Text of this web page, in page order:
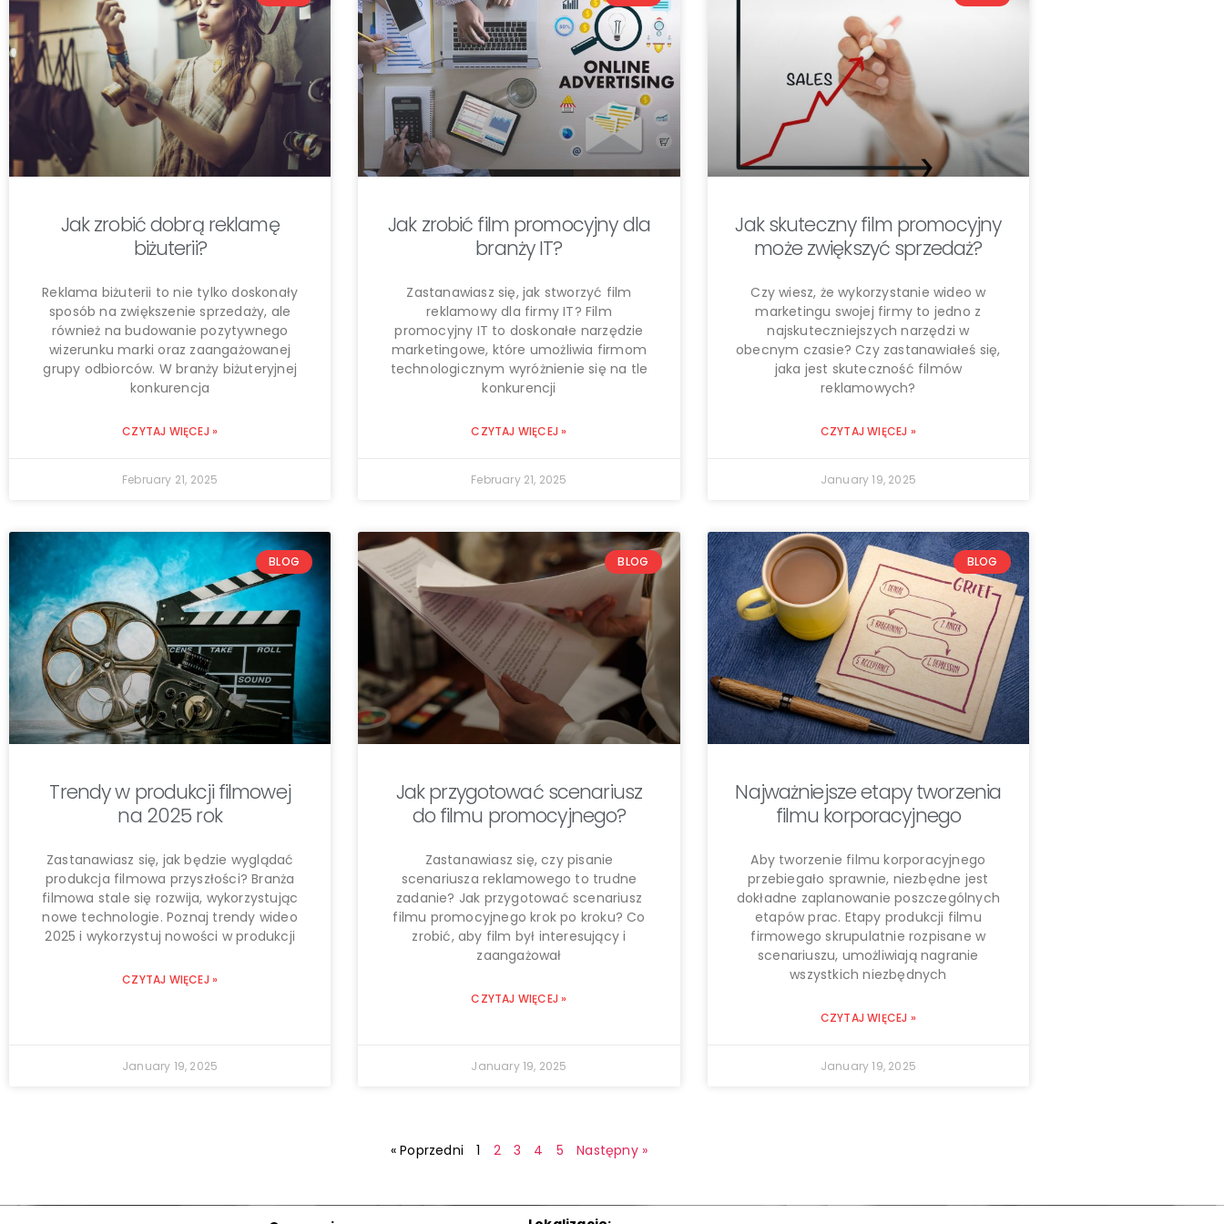
Jak zrobić dobrą reklamę
biżuterii?
Reklama biżuterii to nie tylko doskonały
sposób na zwiększenie sprzedaży, ale
również na budowanie pozytywnego
wizerunku marki oraz zaangażowanej
grupy odbiorców. W branży biżuteryjnej
konkurencja
CZYTAJ WIĘCEJ »
February 21, 2025
Jak zrobić film promocyjny dla
branży IT?
Zastanawiasz się, jak stworzyć film
reklamowy dla firmy IT? Film
promocyjny IT to doskonałe narzędzie
marketingowe, które umożliwia firmom
technologicznym wyróżnienie się na tle
konkurencji
CZYTAJ WIĘCEJ »
February 21, 2025
Jak skuteczny film promocyjny
może zwiększyć sprzedaż?
Czy wiesz, że wykorzystanie wideo w
marketingu swojej firmy to jedno z
najskuteczniejszych narzędzi w
obecnym czasie? Czy zastanawiałeś się,
jaka jest skuteczność filmów
reklamowych?
CZYTAJ WIĘCEJ »
January 19, 2025
BLOG
Trendy w produkcji filmowej
na 2025 rok
Zastanawiasz się, jak będzie wyglądać
produkcja filmowa przyszłości? Branża
filmowa stale się rozwija, wykorzystując
nowe technologie. Poznaj trendy wideo
2025 i wykorzystuj nowości w produkcji
CZYTAJ WIĘCEJ »
January 19, 2025
BLOG
Jak przygotować scenariusz
do filmu promocyjnego?
Zastanawiasz się, czy pisanie
scenariusza reklamowego to trudne
zadanie? Jak przygotować scenariusz
filmu promocyjnego krok po kroku? Co
zrobić, aby film był interesujący i
zaangażował
CZYTAJ WIĘCEJ »
January 19, 2025
BLOG
Najważniejsze etapy tworzenia
filmu korporacyjnego
Aby tworzenie filmu korporacyjnego
przebiegało sprawnie, niezbędne jest
dokładne zaplanowanie poszczególnych
etapów prac. Etapy produkcji filmu
firmowego skrupulatnie rozpisane w
scenariuszu, umożliwiają nagranie
wszystkich niezbędnych
CZYTAJ WIĘCEJ »
January 19, 2025
« Poprzedni 1 2 3 4 5 Następny »